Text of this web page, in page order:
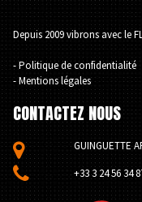
Depuis 2009 vibrons avec le
- Politique de confidentialité
- Mentions légales
CONTACTEZ NOUS
 GUINGUETTE
 +33 3 24 56 34